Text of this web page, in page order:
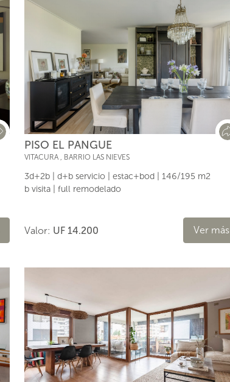
PISO EL PANGUE
VITACURA , BARRIO LAS NIEVES
3d+2b | d+b servicio | estac+bod | 146/195 m2
b visita | full remodelado
Valor: UF 14.200 Ver más